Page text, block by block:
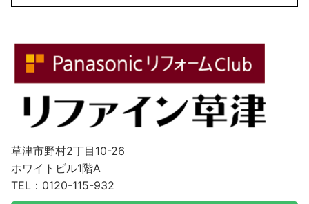
草津市野村2丁目10-26
ホワイトビル1階A
TEL：0120-115-932